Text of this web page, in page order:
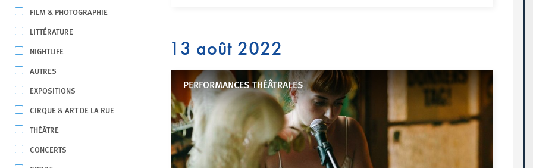
FILM & PHOTOGRAPHIE
LITTÉRATURE
NIGHTLIFE
AUTRES
EXPOSITIONS
CIRQUE & ART DE LA RUE
THÉÂTRE
CONCERTS
13 août 2022
PERFORMANCES THÉÂTRALES